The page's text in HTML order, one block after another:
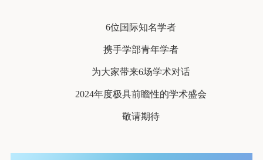
6位国际知名学者
携手学部青年学者
为大家带来6场学术对话
2024年度极具前瞻性的学术盛会
敬请期待